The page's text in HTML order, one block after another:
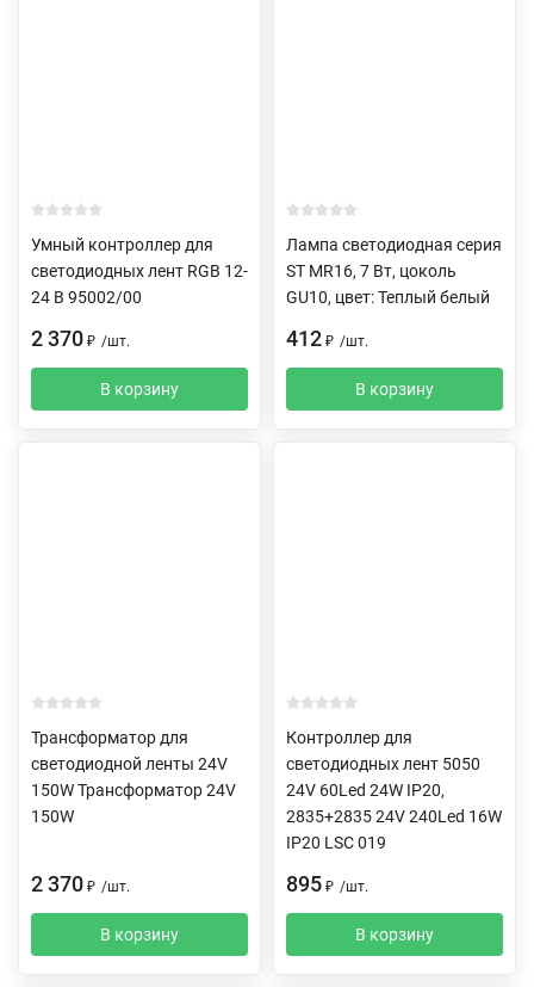
Умный контроллер для
светодиодных лент RGB 12-
24 В 95002/00
2 370 ₽ /шт.
В корзину
Лампа светодиодная серия
ST MR16, 7 Вт, цоколь
GU10, цвет: Теплый белый
412 ₽ /шт.
В корзину
Трансформатор для
светодиодной ленты 24V
150W Трансформатор 24V
150W
2 370 ₽ /шт.
В корзину
Контроллер для
светодиодных лент 5050
24V 60Led 24W IP20,
2835+2835 24V 240Led 16W
IP20 LSC 019
895 ₽ /шт.
В корзину